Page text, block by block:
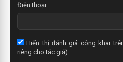
Điện thoại
Hiển thị đánh giá công khai
riêng cho tác giả).